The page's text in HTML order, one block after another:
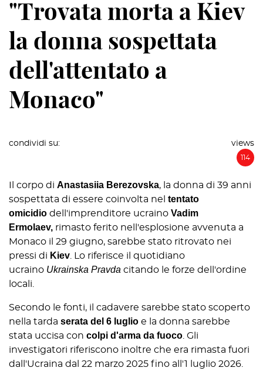
"Trovata morta a Kiev
la donna sospettata
dell'attentato a
Monaco"
condividi su: views
114
Il corpo di Anastasiia Berezovska, la donna di 39 anni
sospettata di essere coinvolta nel tentato
omicidio dell'imprenditore ucraino Vadim
Ermolaev, rimasto ferito nell'esplosione avvenuta a
Monaco il 29 giugno, sarebbe stato ritrovato nei
pressi di Kiev . Lo riferisce il quotidiano
ucraino Ukrainska Pravda citando le forze dell'ordine
locali.
Secondo le fonti, il cadavere sarebbe stato scoperto
nella tarda serata del 6 luglio e la donna sarebbe
stata uccisa con colpi d'arma da fuoco . Gli
investigatori riferiscono inoltre che era rimasta fuori
dall'Ucraina dal 22 marzo 2025 fino all'1 luglio 2026.